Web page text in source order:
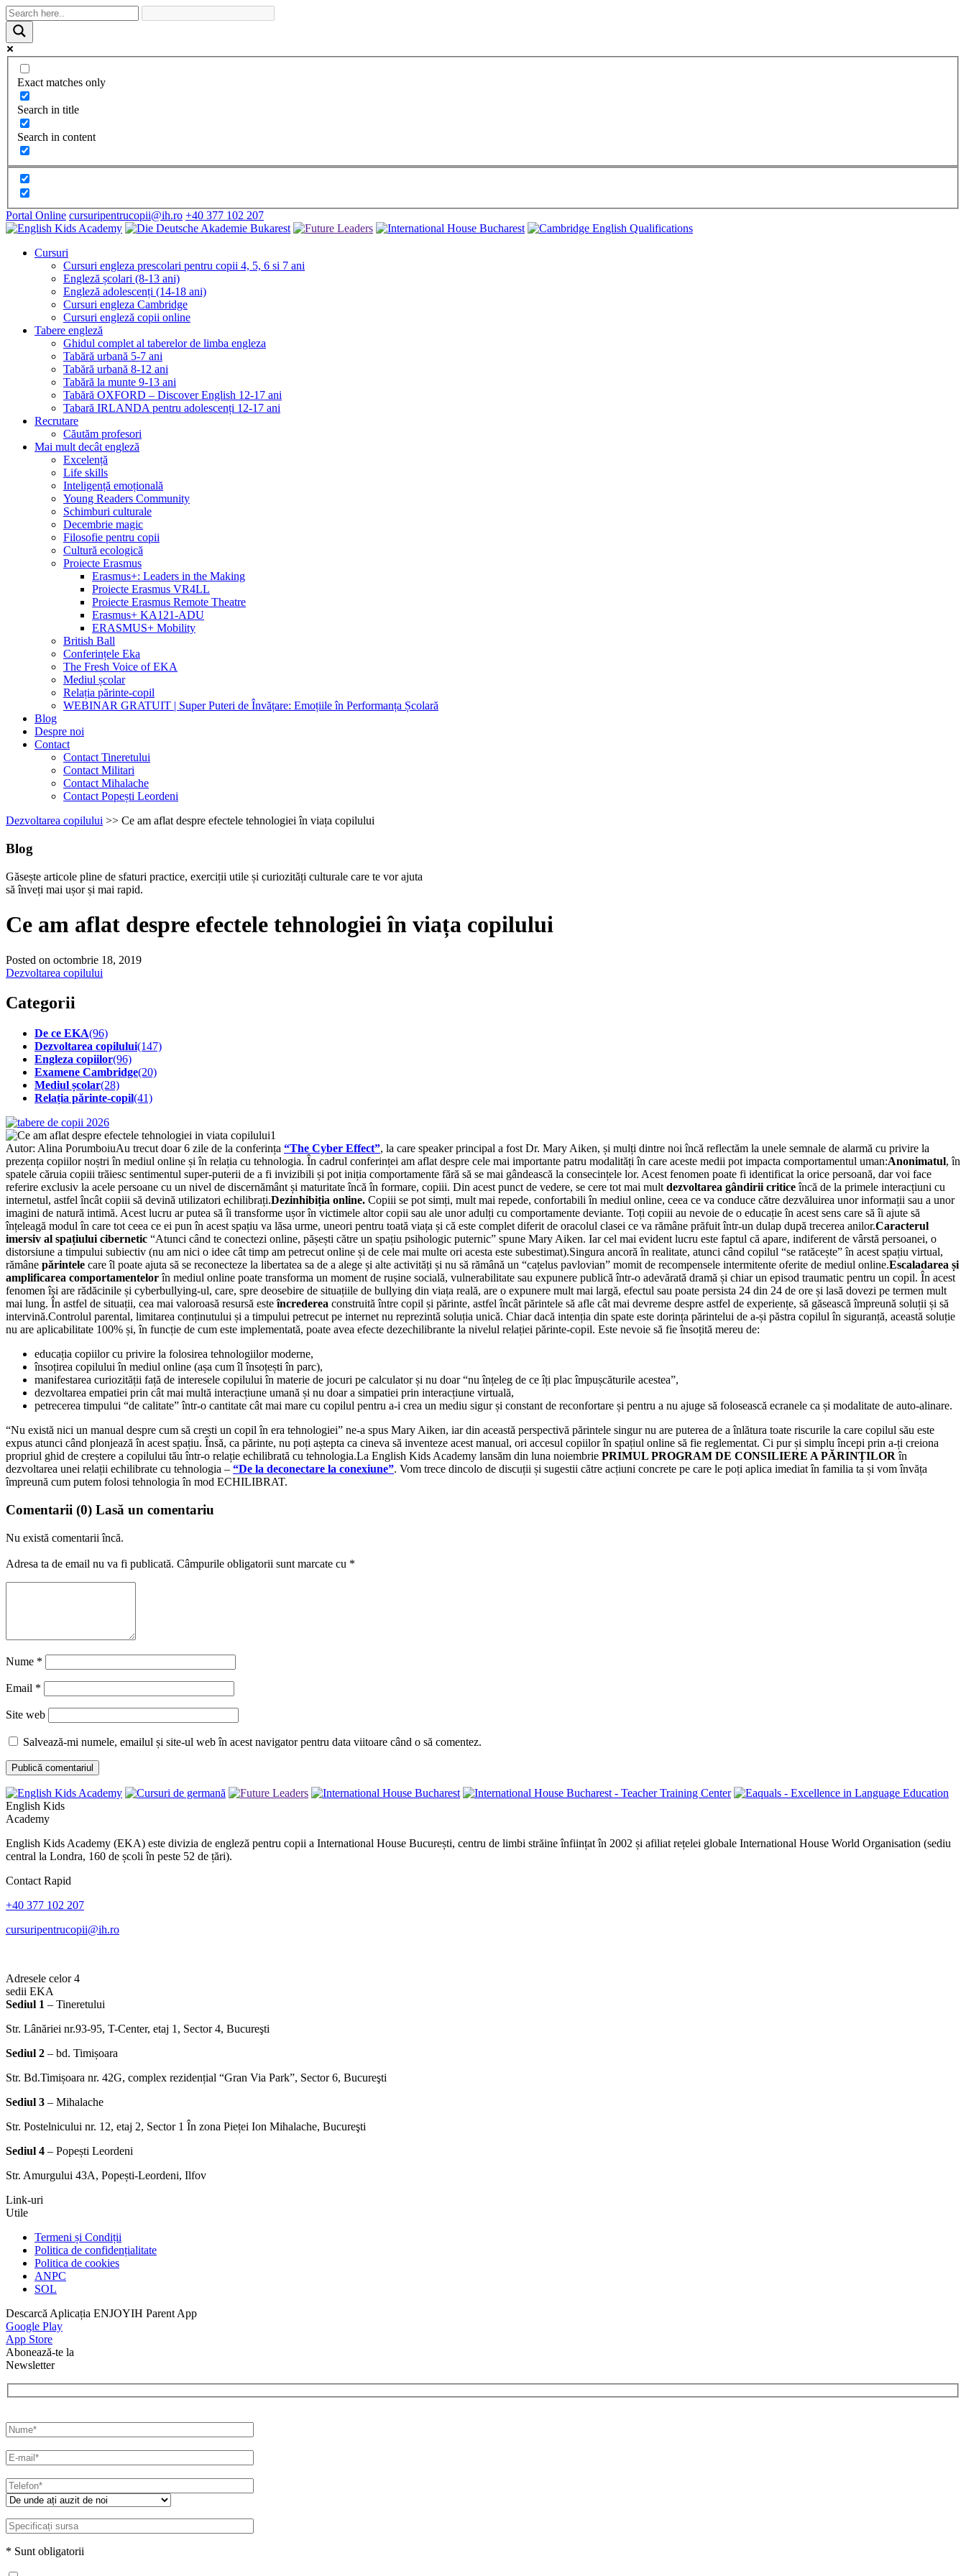
Exact matches only
Search in title
Search in content
Portal Online cursuripentrucopii@ih.ro +40 377 102 207
Cursuri
Cursuri engleza prescolari pentru copii 4, 5, 6 si 7 ani
Engleză școlari (8-13 ani)
Engleză adolescenți (14-18 ani)
Cursuri engleza Cambridge
Cursuri engleză copii online
Tabere engleză
Ghidul complet al taberelor de limba engleza
Tabără urbană 5-7 ani
Tabără urbană 8-12 ani
Tabără la munte 9-13 ani
Tabără OXFORD – Discover English 12-17 ani
Tabară IRLANDA pentru adolescenți 12-17 ani
Recrutare
Căutăm profesori
Mai mult decât engleză
Excelență
Life skills
Inteligență emoțională
Young Readers Community
Schimburi culturale
Decembrie magic
Filosofie pentru copii
Cultură ecologică
Proiecte Erasmus
Erasmus+: Leaders in the Making
Proiecte Erasmus VR4LL
Proiecte Erasmus Remote Theatre
Erasmus+ KA121-ADU
ERASMUS+ Mobility
British Ball
Conferințele Eka
The Fresh Voice of EKA
Mediul școlar
Relația părinte-copil
WEBINAR GRATUIT | Super Puteri de Învățare: Emoțiile în Performanța Școlară
Blog
Despre noi
Contact
Contact Tineretului
Contact Militari
Contact Mihalache
Contact Popești Leordeni
Dezvoltarea copilului >> Ce am aflat despre efectele tehnologiei în viața copilului
Blog
Găsește articole pline de sfaturi practice, exerciții utile și curiozități culturale care te vor ajuta
să înveți mai ușor și mai rapid.
Ce am aflat despre efectele tehnologiei în viața copilului
Posted on octombrie 18, 2019
Dezvoltarea copilului
Categorii
De ce EKA(96)
Dezvoltarea copilului(147)
Engleza copiilor(96)
Examene Cambridge(20)
Mediul școlar(28)
Relația părinte-copil(41)
Autor: Alina PorumboiuAu trecut doar 6 zile de la conferința “The Cyber Effect”, la care speaker principal a fost Dr. Mary Aiken, și mulți dintre noi încă reflectăm la unele semnale de alarmă cu privire la
prezența copiilor noștri în mediul online și în relația cu tehnologia. În cadrul conferinței am aflat despre cele mai importante patru modalități în care aceste medii pot impacta comportamentul uman:Anonimatul, în
spatele căruia copiii trăiesc sentimentul super-puterii de a fi invizibili și pot iniția comportamente fără să se mai gândească la consecințele lor. Acest fenomen poate fi identificat la orice persoană, dar voi face
referire exclusiv la acele persoane cu un nivel de discernământ și maturitate încă în formare, copiii. Din acest punct de vedere, se cere tot mai mult dezvoltarea gândirii criticeîncă de la primele interacțiuni cu
internetul, astfel încât copiii să devină utilizatori echilibrați.Dezinhibiția online. Copiii se pot simți, mult mai repede, confortabili în mediul online, ceea ce va conduce către dezvăluirea unor informații sau a unor
imagini de natură intimă. Acest lucru ar putea să îi transforme ușor în victimele altor copii sau ale unor adulți cu comportamente deviante. Toți copiii au nevoie de o educație în acest sens care să îi ajute să
înțeleagă modul în care tot ceea ce ei pun în acest spațiu va lăsa urme, uneori pentru toată viața și că este complet diferit de oracolul clasei ce va rămâne prăfuit într-un dulap după trecerea anilor.Caracterul
imersiv al spațiului cibernetic “Atunci când te conectezi online, pășești către un spațiu psihologic puternic” spune Mary Aiken. Iar cel mai evident lucru este faptul că apare, indiferent de vârstă persoanei, o
distorsiune a timpului subiectiv (nu am nici o idee cât timp am petrecut online și de cele mai multe ori acesta este subestimat).Singura ancoră în realitate, atunci când copilul “se ratăcește” în acest spațiu virtual,
rămâne părintele care îl poate ajuta să se reconecteze la libertatea sa de a alege și alte activități și nu să rămână un “cațelus pavlovian” momit de recompensele intermitente oferite de mediul online.Escaladarea și
amplificarea comportamentelorîn mediul online poate transforma un moment de rușine socială, vulnerabilitate sau expunere publică într-o adevărată dramă și chiar un episod traumatic pentru un copil. În acest
fenomen își are rădăcinile și cyberbullying-ul, care, spre deosebire de situațiile de bullying din viața reală, are o expunere mult mai largă, efectul sau poate persista 24 din 24 de ore și lasă dovezi pe termen mult
mai lung. În astfel de situații, cea mai valoroasă resursă esteîncrederea construită între copil și părinte, astfel încât părintele să afle cât mai devreme despre astfel de experiențe, să găsească împreună soluții și să
intervină.Controlul parental, limitarea conținutului și a timpului petrecut pe internet nu reprezintă soluția unică. Chiar dacă intenția din spate este dorința părintelui de a-și păstra copilul în siguranță, această soluție
nu are aplicabilitate 100% și, în funcție de cum este implementată, poate avea efecte dezechilibrante la nivelul relației părinte-copil. Este nevoie să fie însoțită mereu de:
educația copiilor cu privire la folosirea tehnologiilor moderne,
însoțirea copilului în mediul online (așa cum îl însoțești în parc),
manifestarea curiozității față de interesele copilului în materie de jocuri pe calculator și nu doar “nu înțeleg de ce îți plac împușcăturile acestea”,
dezvoltarea empatiei prin cât mai multă interacțiune umană și nu doar a simpatiei prin interacțiune virtuală,
petrecerea timpului “de calitate” într-o cantitate cât mai mare cu copilul pentru a-i crea un mediu sigur și constant de reconfortare și pentru a nu ajuge să folosească ecranele ca și modalitate de auto-alinare.
“Nu există nici un manual despre cum să crești un copil în era tehnologiei” ne-a spus Mary Aiken, iar din această perspectivă părintele singur nu are puterea de a înlătura toate riscurile la care copilul său este
expus atunci când plonjează în acest spațiu. Însă, ca părinte, nu poți aștepta ca cineva să inventeze acest manual, ori accesul copiilor în spațiul online să fie reglementat. Ci pur și simplu începi prin a-ți creiona
propriul ghid de creștere a copilului tău într-o relație echilibrată cu tehnologia.La English Kids Academy lansăm din luna noiembrie PRIMUL PROGRAM DE CONSILIERE A PĂRINȚILORîn
dezvoltarea unei relații echilibrate cu tehnologia – “De la deconectare la conexiune”. Vom trece dincolo de discuții și sugestii către acțiuni concrete pe care le poți aplica imediat în familia ta și vom învăța
împreună cum putem folosi tehnologia în mod ECHILIBRAT.
Comentarii (0) Lasă un comentariu
Nu există comentarii încă.
Adresa ta de email nu va fi publicată. Câmpurile obligatorii sunt marcate cu *
Nume *
Email *
Site web
Salvează-mi numele, emailul și site-ul web în acest navigator pentru data viitoare când o să comentez.
English Kids
Academy
English Kids Academy (EKA) este divizia de engleză pentru copii a International House București, centru de limbi străine înființat în 2002 și afiliat rețelei globale International House World Organisation (sediu
central la Londra, 160 de școli în peste 52 de țări).
Contact Rapid
+40 377 102 207
cursuripentrucopii@ih.ro
Adresele celor 4
sedii EKA
Sediul 1 – Tineretului
Str. Lânăriei nr.93-95, T-Center, etaj 1, Sector 4, Bucureşti
Sediul 2 – bd. Timișoara
Str. Bd.Timișoara nr. 42G, complex rezidențial “Gran Via Park”, Sector 6, Bucureşti
Sediul 3 – Mihalache
Str. Postelnicului nr. 12, etaj 2, Sector 1 În zona Pieței Ion Mihalache, Bucureşti
Sediul 4 – Popești Leordeni
Str. Amurgului 43A, Popești-Leordeni, Ilfov
Link-uri
Utile
Termeni și Condiții
Politica de confidențialitate
Politica de cookies
ANPC
SOL
Descarcă Aplicația ENJOYIH Parent App
Google Play
App Store
Abonează-te la
Newsletter
* Sunt obligatorii